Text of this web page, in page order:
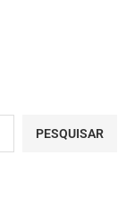
PESQUISAR